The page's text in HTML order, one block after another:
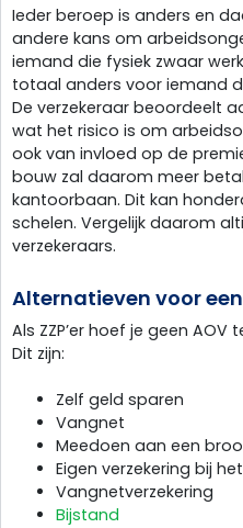
Ieder beroep is anders en
andere kans om
iemand die fysiek zwaar
totaal anders voor iemand
De verzekeraar beoordeelt
wat het risico is om
ook van invloed op de
bouw zal daarom meer
kantoorbaan. Dit kan
schelen. Vergelijk daarom
verzekeraars.
Alternatieven voor
Als ZZP’er hoef je geen AOV
Dit zijn:
Zelf geld sparen
Vangnet
Meedoen aan een
Eigen verzekering bij het
Vangnetverzekering
Bijstand